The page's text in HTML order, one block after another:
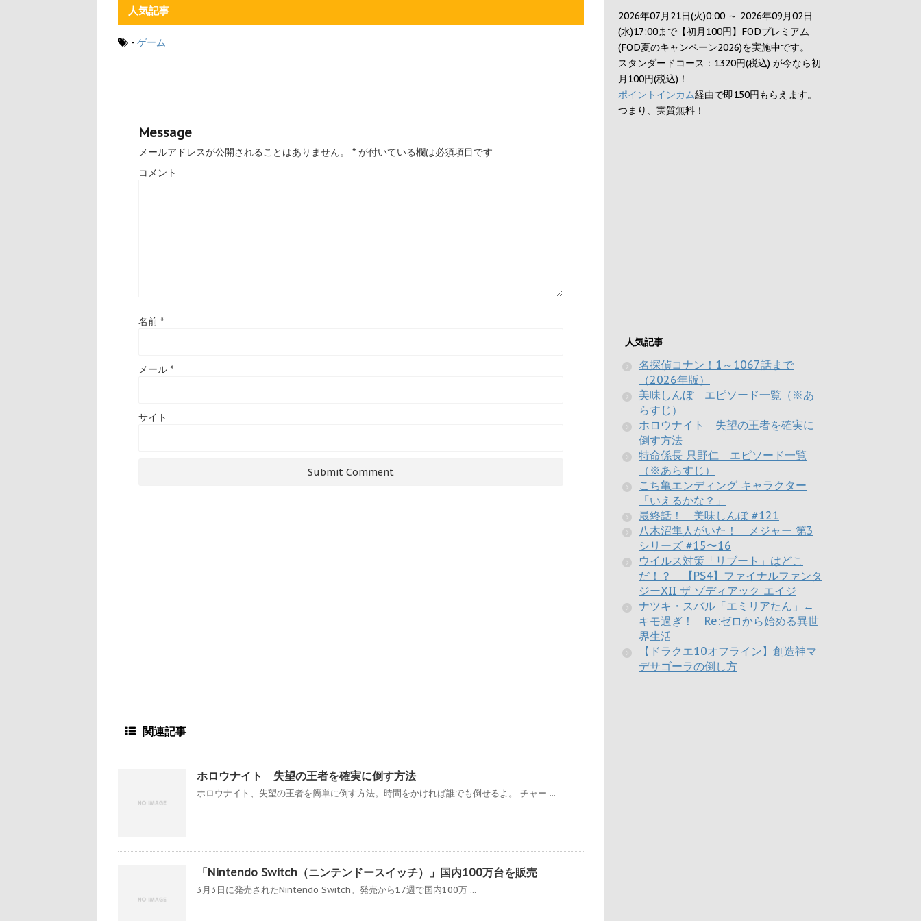
人気記事
- ゲーム
Message
メールアドレスが公開されることはありません。 * が付いている欄は必須項目です
コメント
名前 *
メール *
サイト
関連記事
ホロウナイト 失望の王者を確実に倒す方法
ホロウナイト、失望の王者を簡単に倒す方法。時間をかければ誰でも倒せるよ。 チャー ...
「Nintendo Switch（ニンテンドースイッチ）」国内100万台を販売
3月3日に発売されたNintendo Switch。発売から17週で国内100万 ...
2026年07月21日(火)0:00 ～ 2026年09月02日
(水)17:00まで【初月100円】FODプレミアム
(FOD夏のキャンペーン2026)を実施中です。
スタンダードコース：1320円(税込) が今なら初
月100円(税込)！
ポイントインカム経由で即150円もらえます。
つまり、実質無料！
人気記事
名探偵コナン！1～1067話まで
（2026年版）
美味しんぼ エピソード一覧（※あ
らすじ）
ホロウナイト 失望の王者を確実に
倒す方法
特命係長 只野仁 エピソード一覧
（※あらすじ）
こち亀エンディング キャラクター
「いえるかな？」
最終話！ 美味しんぼ #121
八木沼隼人がいた！ メジャー 第3
シリーズ #15〜16
ウイルス対策「リブート」はどこ
だ！？ 【PS4】ファイナルファンタ
ジーXII ザ ゾディアック エイジ
ナツキ・スバル「エミリアたん」←
キモ過ぎ！ Re:ゼロから始める異世
界生活
【ドラクエ10オフライン】創造神マ
デサゴーラの倒し方